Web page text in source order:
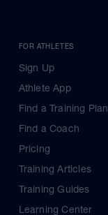
FOR ATHLETES
Sign Up
Athlete App
Find a Training Plan
Find a Coach
Pricing
Training Articles
Training Guides
Learning Center